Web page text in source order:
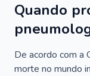
Quando
De acordo com a
morte no mundo